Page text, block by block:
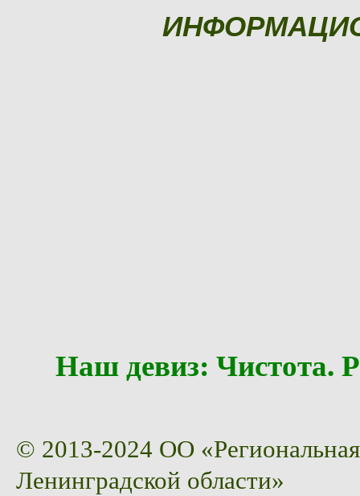
Наш девиз:
© 2013-2024 ОО
Ленинградской области»